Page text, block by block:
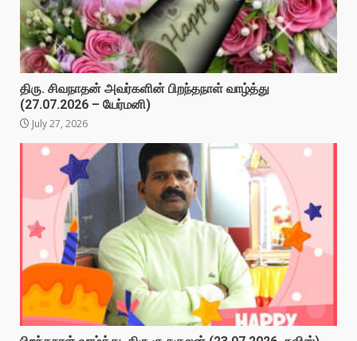
திரு. சிவநாதன் அவர்களின் பிறந்தநாள் வாழ்த்து
(27.07.2026 – யேர்மனி)
July 27, 2026